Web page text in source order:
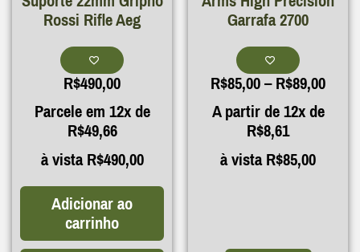
Rossi Rifle Aeg
R$490,00
Parcele em 12x de
R$49,66
à vistaR$490,00
Adicionar ao
carrinho
Garrafa 2700
R$85,00–R$89,00
A partir de 12x de
R$8,61
à vistaR$85,00